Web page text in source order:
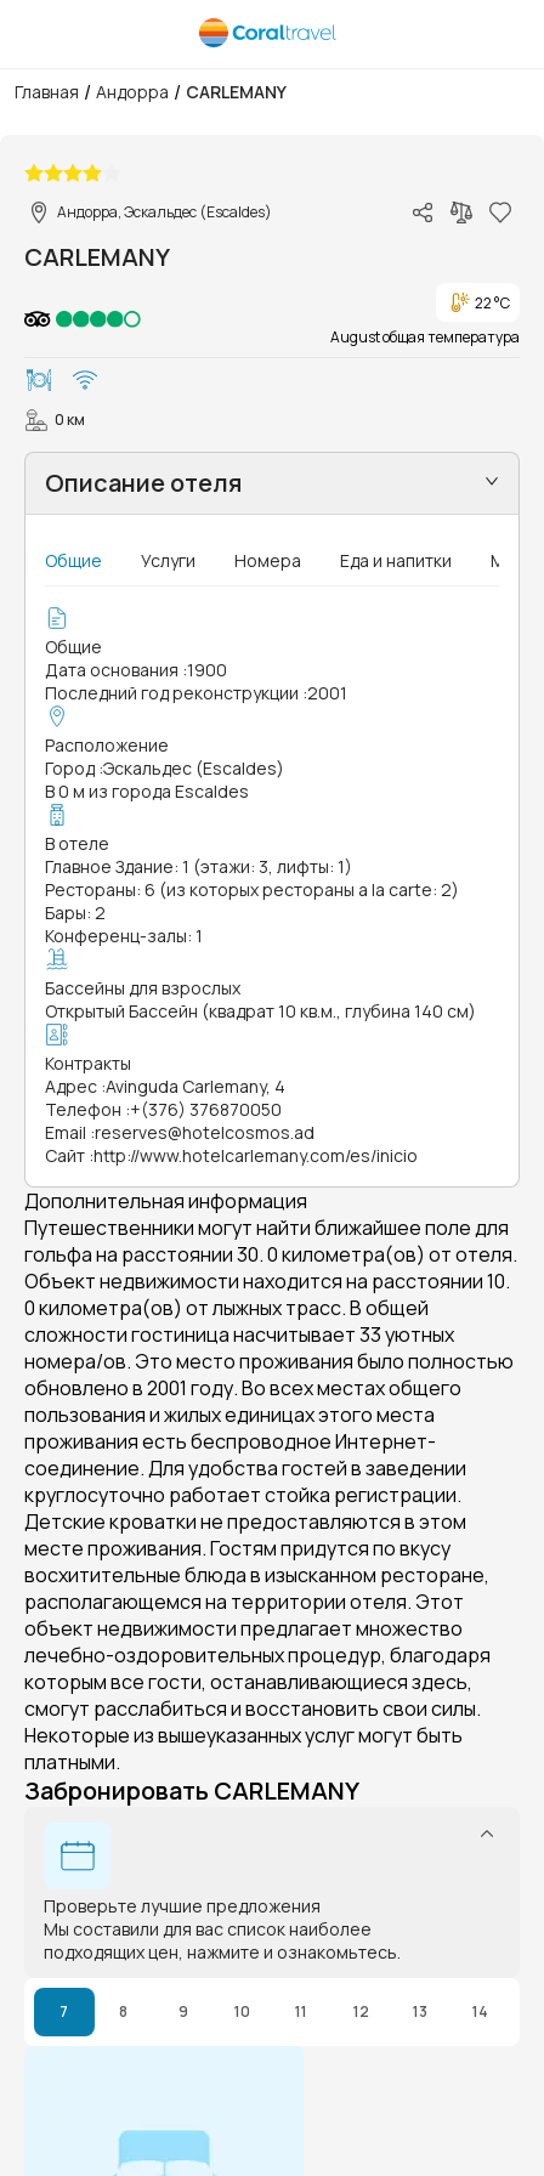
Главная / Андорра / CARLEMANY
Андорра, Эскальдес (Escaldes)
CARLEMANY
22 °C
August общая температура
0 км
Описание отеля
Общие Услуги Номера Еда и напитки Мыши
Общие
Дата основания :1900
Последний год реконструкции :2001
Расположение
Город :Эскальдес (Escaldes)
В 0 м из города Escaldes
В отеле
Главное Здание: 1 (этажи: 3, лифты: 1)
Рестораны: 6 (из которых рестораны a la carte: 2)
Бары: 2
Конференц-залы: 1
Бассейны для взрослых
Открытый Бассейн (квадрат 10 кв.м., глубина 140 см)
Контракты
Адрес :Avinguda Carlemany, 4
Телефон :+(376) 376870050
Email :reserves@hotelcosmos.ad
Сайт :http://www.hotelcarlemany.com/es/inicio
Дополнительная информация
Путешественники могут найти ближайшее поле для
гольфа на расстоянии 30. 0 километра(ов) от отеля.
Объект недвижимости находится на расстоянии 10.
0 километра(ов) от лыжных трасс. В общей
сложности гостиница насчитывает 33 уютных
номера/ов. Это место проживания было полностью
обновлено в 2001 году. Во всех местах общего
пользования и жилых единицах этого места
проживания есть беспроводное Интернет-
соединение. Для удобства гостей в заведении
круглосуточно работает стойка регистрации.
Детские кроватки не предоставляются в этом
месте проживания. Гостям придутся по вкусу
восхитительные блюда в изысканном ресторане,
располагающемся на территории отеля. Этот
объект недвижимости предлагает множество
лечебно-оздоровительных процедур, благодаря
которым все гости, останавливающиеся здесь,
смогут расслабиться и восстановить свои силы.
Некоторые из вышеуказанных услуг могут быть
платными.
Забронировать CARLEMANY
Проверьте лучшие предложения
Мы составили для вас список наиболее
подходящих цен, нажмите и ознакомьтесь.
7 8 9 10 11 12 13 14